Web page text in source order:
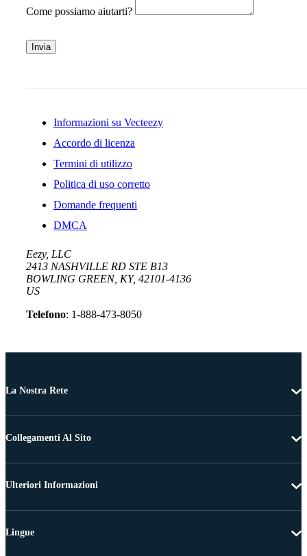
Come possiamo aiutarti?
Invia
Informazioni su Vecteezy
Accordo di licenza
Termini di utilizzo
Politica di uso corretto
Domande frequenti
DMCA
Eezy, LLC
2413 NASHVILLE RD STE B13
BOWLING GREEN, KY, 42101-4136
US
Telefono: 1-888-473-8050
La Nostra Rete
Collegamenti Al Sito
Ulteriori Informazioni
Lingue